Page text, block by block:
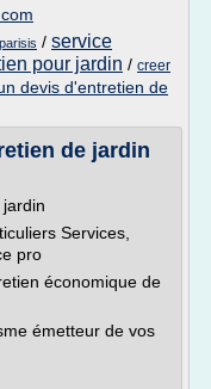
/ service
pour jardin / creer
devis d'entretien de
de jardin
Services,
pro
économique de
émetteur de vos